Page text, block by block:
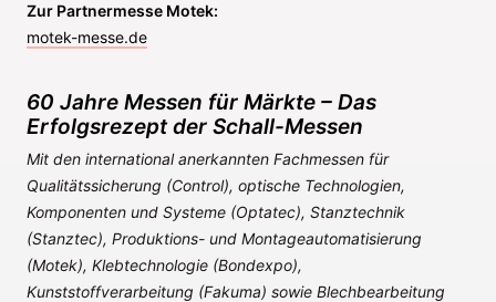
Zur Partnermesse Motek:
motek-messe.de
60 Jahre Messen für Märkte – Das
Erfolgsrezept der Schall-Messen
Mit den international anerkannten Fachmessen für
Qualitätssicherung (Control), optische Technologien,
Komponenten und Systeme (Optatec), Stanztechnik
(Stanztec), Produktions- und Montageautomatisierung
(Motek), Klebtechnologie (Bondexpo),
Kunststoffverarbeitung (Fakuma) sowie Blechbearbeitung